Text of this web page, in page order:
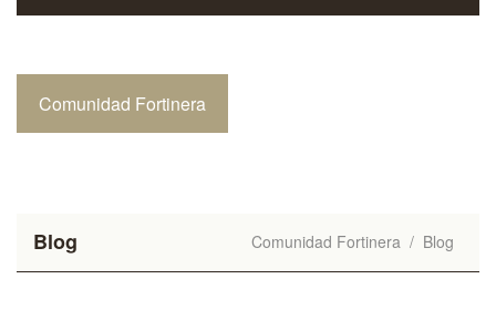
Comunidad Fortinera
Blog Comunidad Fortinera / Blog